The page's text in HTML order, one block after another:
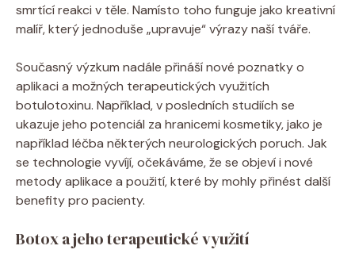
smrtící reakci v těle. Namísto toho funguje jako kreativní
malíř, který jednoduše „upravuje“ výrazy naší tváře.
Současný výzkum nadále přináší nové poznatky o
aplikaci a možných terapeutických využitích
botulotoxinu. Například, v posledních studiích se
ukazuje jeho potenciál za hranicemi kosmetiky, jako je
například léčba některých neurologických poruch. Jak
se technologie vyvíjí, očekáváme, že se objeví i nové
metody aplikace a použití, které by mohly přinést další
benefity pro pacienty.
Botox a jeho terapeutické využití